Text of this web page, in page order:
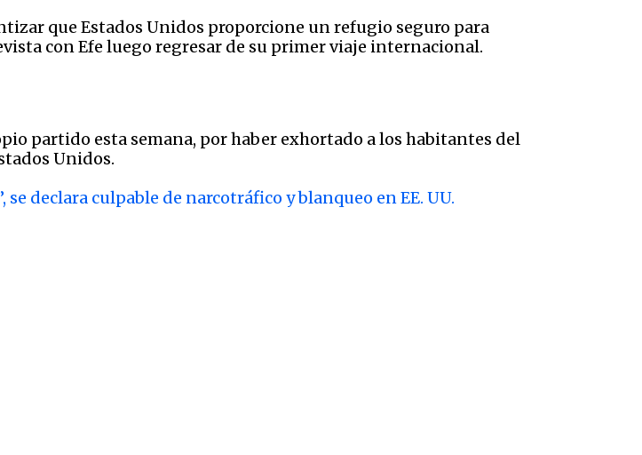
que Estados Unidos proporcione un refugio seguro para
con Efe luego regresar de su primer viaje internacional.
partido esta semana, por haber exhortado a los habitantes del
Unidos.
se declara culpable de narcotráfico y blanqueo en EE. UU.